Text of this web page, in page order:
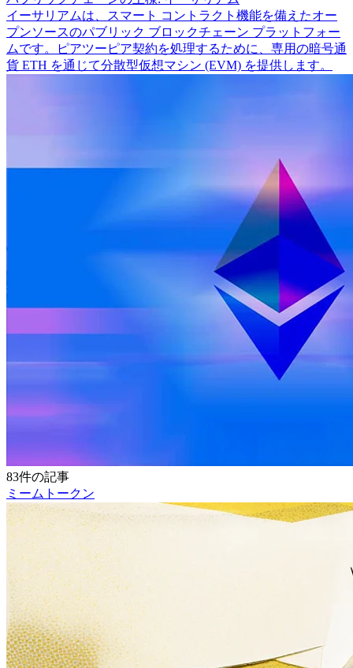
イーサリアムは、スマート コントラクト機能を備えたオー
プンソースのパブリック ブロックチェーン プラットフォー
ムです。ピアツーピア契約を処理するために、専用の暗号通
貨 ETH を通じて分散型仮想マシン (EVM) を提供します。
83件の記事
ミームトークン